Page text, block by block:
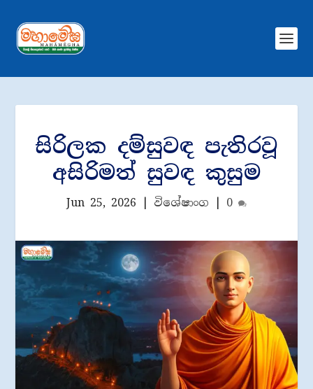
සිරිලක දම්සුවඳ පැතිරවූ
අසිරිමත් සුවඳ කුසුම
Jun 25, 2026 විශේෂාංග 0